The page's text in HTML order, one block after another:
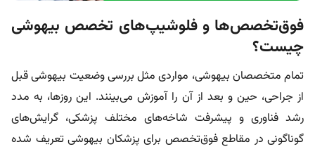
فوق‌تخصص‌ها و فلوشیپ‌های تخصص بیهوشی
چیست؟
تمام متخصصان بیهوشی، مواردی مثل بررسی وضعیت بیهوشی قبل
از جراحی، حین و بعد از آن را آموزش می‌بینند. این روزها، به مدد
رشد فناوری و پیشرفت شاخه‌های مختلف پزشکی، گرایش‌های
گوناگونی در مقاطع فوق‌تخصص برای پزشکان بیهوشی تعریف شده